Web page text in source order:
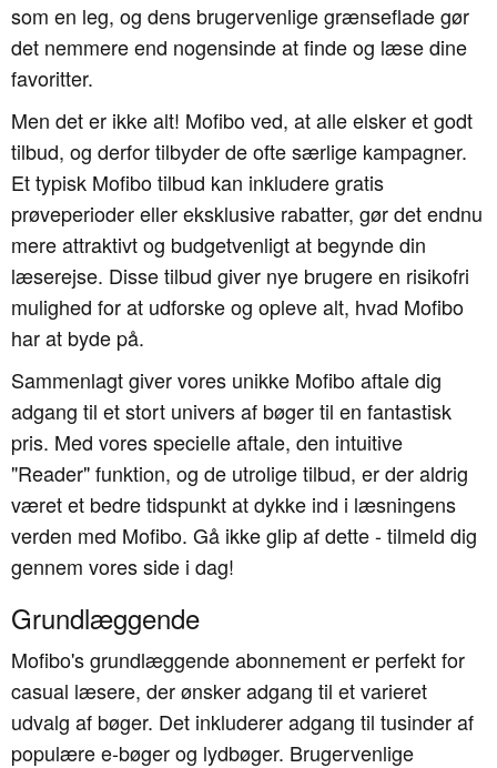
som en leg, og dens brugervenlige grænseflade gør
det nemmere end nogensinde at finde og læse dine
favoritter.
Men det er ikke alt! Mofibo ved, at alle elsker et godt
tilbud, og derfor tilbyder de ofte særlige kampagner.
Et typisk Mofibo tilbud kan inkludere gratis
prøveperioder eller eksklusive rabatter, gør det endnu
mere attraktivt og budgetvenligt at begynde din
læserejse. Disse tilbud giver nye brugere en risikofri
mulighed for at udforske og opleve alt, hvad Mofibo
har at byde på.
Sammenlagt giver vores unikke Mofibo aftale dig
adgang til et stort univers af bøger til en fantastisk
pris. Med vores specielle aftale, den intuitive
"Reader" funktion, og de utrolige tilbud, er der aldrig
været et bedre tidspunkt at dykke ind i læsningens
verden med Mofibo. Gå ikke glip af dette - tilmeld dig
gennem vores side i dag!
Grundlæggende
Mofibo's grundlæggende abonnement er perfekt for
casual læsere, der ønsker adgang til et varieret
udvalg af bøger. Det inkluderer adgang til tusinder af
populære e-bøger og lydbøger. Brugervenlige